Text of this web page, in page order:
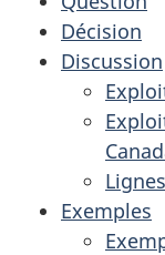
Décision
Discussion
Exemples